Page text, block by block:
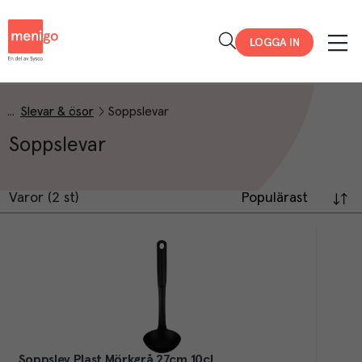
LOGGA IN
Slevar & ösor Soppslevar
Soppslevar
Varor (2 st) Populärast